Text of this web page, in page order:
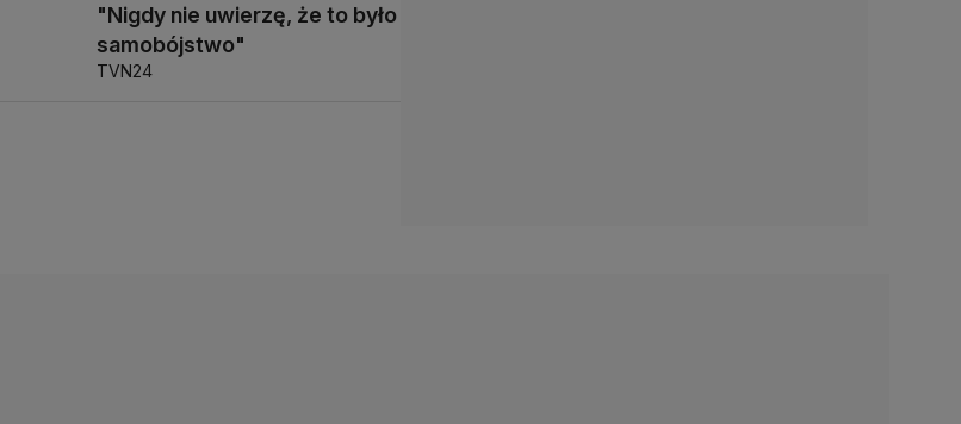
"Nigdy nie uwierzę, że to było
samobójstwo"
TVN24